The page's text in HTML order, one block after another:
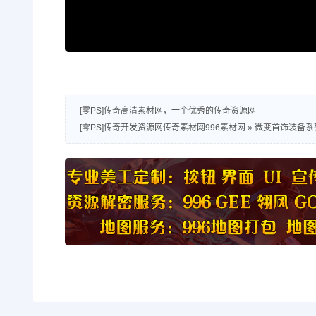
[零PS]传奇高清素材网，一个优秀的传奇资源网
[零PS]传奇开发资源网传奇素材网996素材网 » 微变首饰装备